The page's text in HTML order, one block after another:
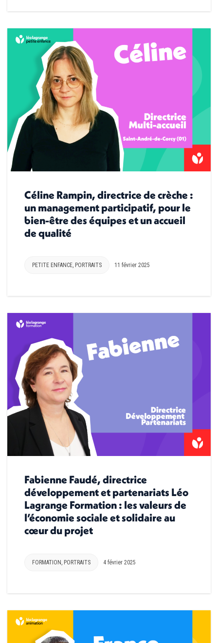
Céline Rampin, directrice de crèche :
un management participatif, pour le
bien-être des équipes et un accueil
de qualité
PETITE ENFANCE, PORTRAITS 11 février 2025
Fabienne Faudé, directrice
développement et partenariats Léo
Lagrange Formation : les valeurs de
l’économie sociale et solidaire au
cœur du projet
FORMATION, PORTRAITS 4 février 2025